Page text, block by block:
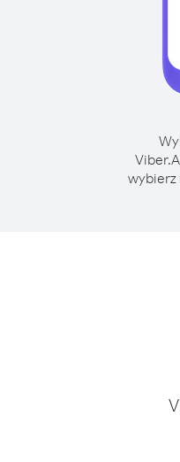
Viber.
wybierz